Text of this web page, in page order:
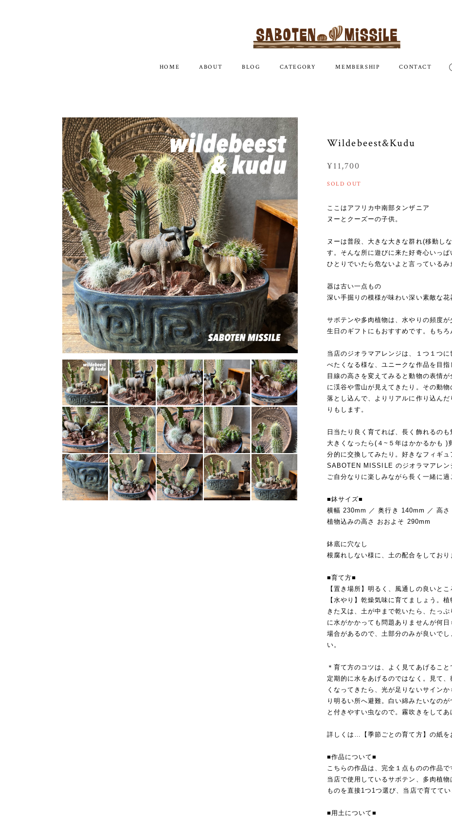
HOME ABOUT BLOG CATEGORY MEMBERSHIP CONTACT
Wildebeest&Kudu
¥11,700
SOLD OUT
ここはアフリカ中南部タンザニア
ヌーとクーズーの子供。
ヌーは普段、大きな大きな群れ(移動し
す。そんな所に遊びに来た好奇心いっぱ
ひとりでいたら危ないよと言っているみ
器は古い一点もの
深い手掘りの模様が味わい深い素敵な花
サボテンや多肉植物は、水やりの頻度
生日のギフトにもおすすめです。もちろ
当店のジオラマアレンジは、１つ１つ
べたくなる様な、ユニークな作品を目指
目線の高さを変えてみると動物の表情
に渓谷や雪山が見えてきたり。その動
落とし込んで、よりリアルに作り込ん
りもします。
日当たり良く育てれば、長く飾れるのも
大きくなったら(４~５年はかかるかも )
分的に交換してみたり。好きなフィギュ
SABOTEN MISSILE のジオラマアレン
ご自分なりに楽しみながら長く一緒に過
■鉢サイズ■
横幅 230mm ／ 奥行き 140mm ／ 高さ
植物込みの高さ おおよそ 290mm
鉢底に穴なし
根腐れしない様に、土の配合をしており
■育て方■
【置き場所】明るく、風通しの良いと
【水やり】乾燥気味に育てましょう。
きた又は、土が中まで乾いたら、たっ
に水がかかっても問題ありませんが何
場合があるので、土部分のみが良いで
い。
＊育て方のコツは、よく見てあげること
定期的に水をあげるのではなく。見て
くなってきたら、光が足りないサイン
り明るい所へ避難。白い綿みたいなの
と付きやすい虫なので。霧吹きをしてあ
詳しくは…【季節ごとの育て方】の紙を
■作品について■
こちらの作品は、完全１点ものの作品
当店で使用しているサボテン、多肉植
ものを直接1つ1つ選び、当店で育ててい
■用土について■